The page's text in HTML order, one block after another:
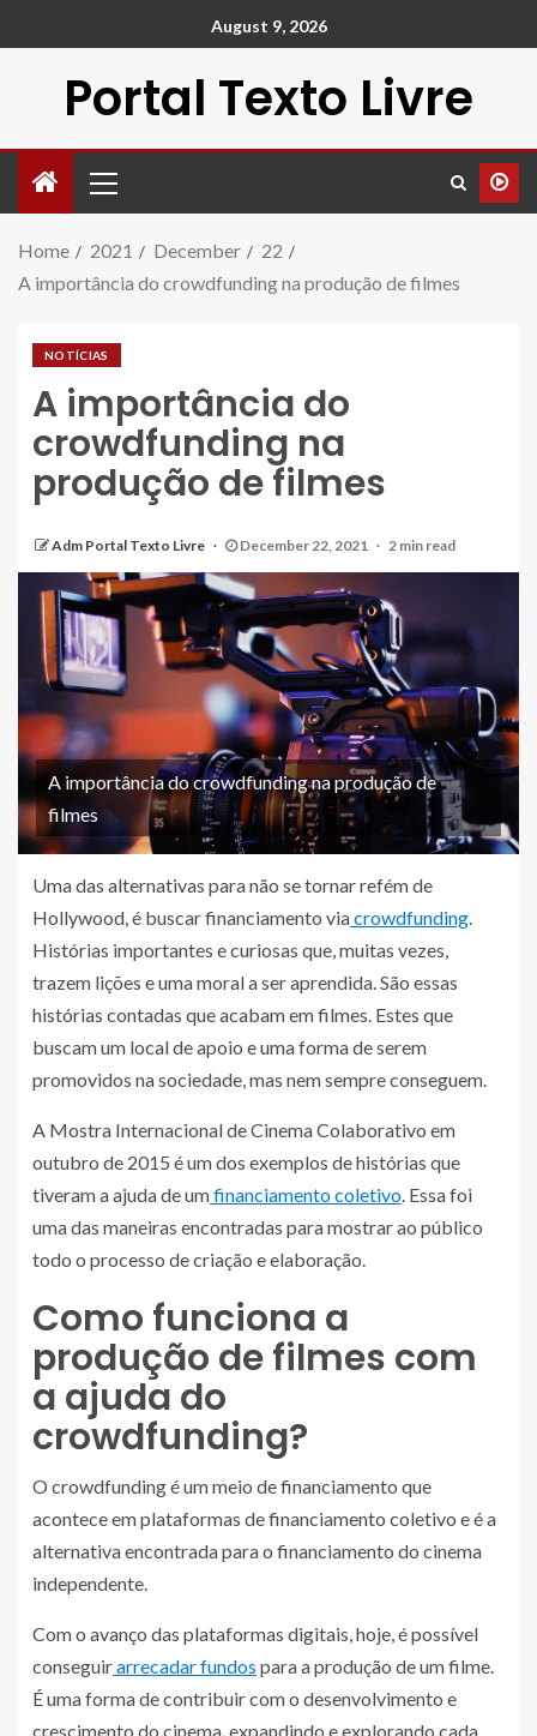
August 9, 2026
Portal Texto Livre
Home 2021 December
22
A importância do crowdfunding na produção de filmes
NOTÍCIAS
A importância do
crowdfunding na
produção de filmes
Adm Portal Texto Livre December 22, 2021 2 min read
A importância do crowdfunding na produção de
filmes
Uma das alternativas para não se tornar refém de
Hollywood, é buscar financiamento viacrowdfunding.
Histórias importantes e curiosas que, muitas vezes,
trazem lições e uma moral a ser aprendida. São essas
histórias contadas que acabam em filmes. Estes que
buscam um local de apoio e uma forma de serem
promovidos na sociedade, mas nem sempre conseguem.
A Mostra Internacional de Cinema Colaborativo em
outubro de 2015 é um dos exemplos de histórias que
tiveram a ajuda de umfinanciamento coletivo. Essa foi
uma das maneiras encontradas para mostrar ao público
todo o processo de criação e elaboração.
Como funciona a
produção de filmes com
a ajuda do
crowdfunding?
O crowdfunding é um meio de financiamento que
acontece em plataformas de financiamento coletivo e é a
alternativa encontrada para o financiamento do cinema
independente.
Com o avanço das plataformas digitais, hoje, é possível
conseguirarrecadar fundos para a produção de um filme.
É uma forma de contribuir com o desenvolvimento e
crescimento do cinema, expandindo e explorando cada